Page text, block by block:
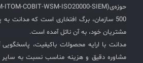
500 سازمان، برگ افتخاری است که مدانت
مشتریان خود، به آن نائل آمده است.
مدانت با ارایه محصولات باکیفیت، پاسخگویی
مشاوره دقیق و هزینه مناسب نسبت به سایر
◉
ManageEngine Malware Protection Plus
سامانه مدیریت دسترسی ممتاز